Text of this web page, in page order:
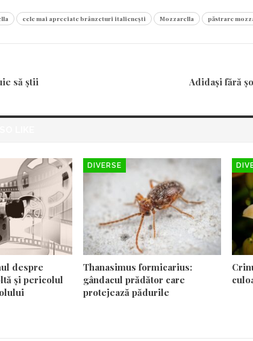
cele mai apreciate brânzeturi italienești Mozzarella păstrare
să știi
Adidași fără
despre
și pericolul
DIVERSE
Thanasimus formicarius:
gândacul prădător care
protejează pădurile